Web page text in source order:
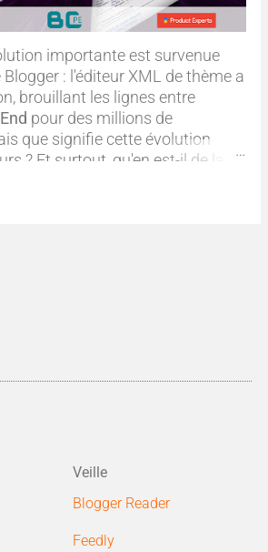
importante est survenue
: l'éditeur XML de thème a
brouillant les lignes entre
pour des millions de
que signifie cette évolution
? Et surtout, qu'en est-il de la
dans les détails de ce curieux
Veille
Blogger Reader
Feedly